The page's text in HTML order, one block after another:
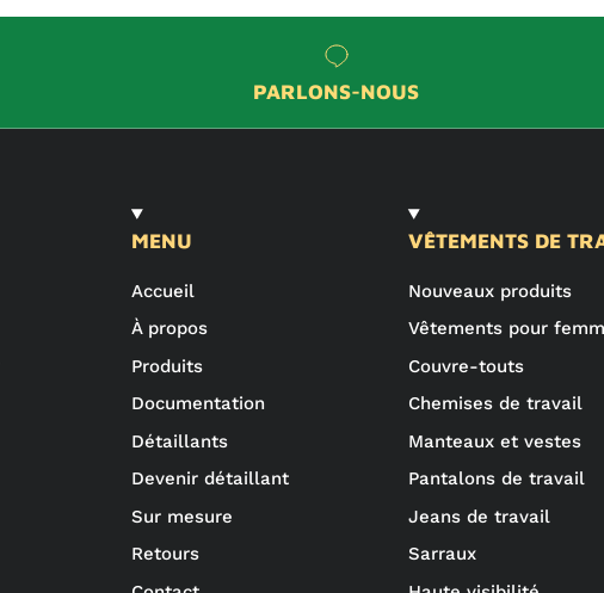
PARLONS-NOUS
MENU
Accueil
À propos
Produits
Documentation
Détaillants
Devenir détaillant
Sur mesure
Retours
VÊTEMENTS DE
Nouveaux produits
Vêtements pour
Couvre-touts
Chemises de travail
Manteaux et vestes
Pantalons de travail
Jeans de travail
Sarraux